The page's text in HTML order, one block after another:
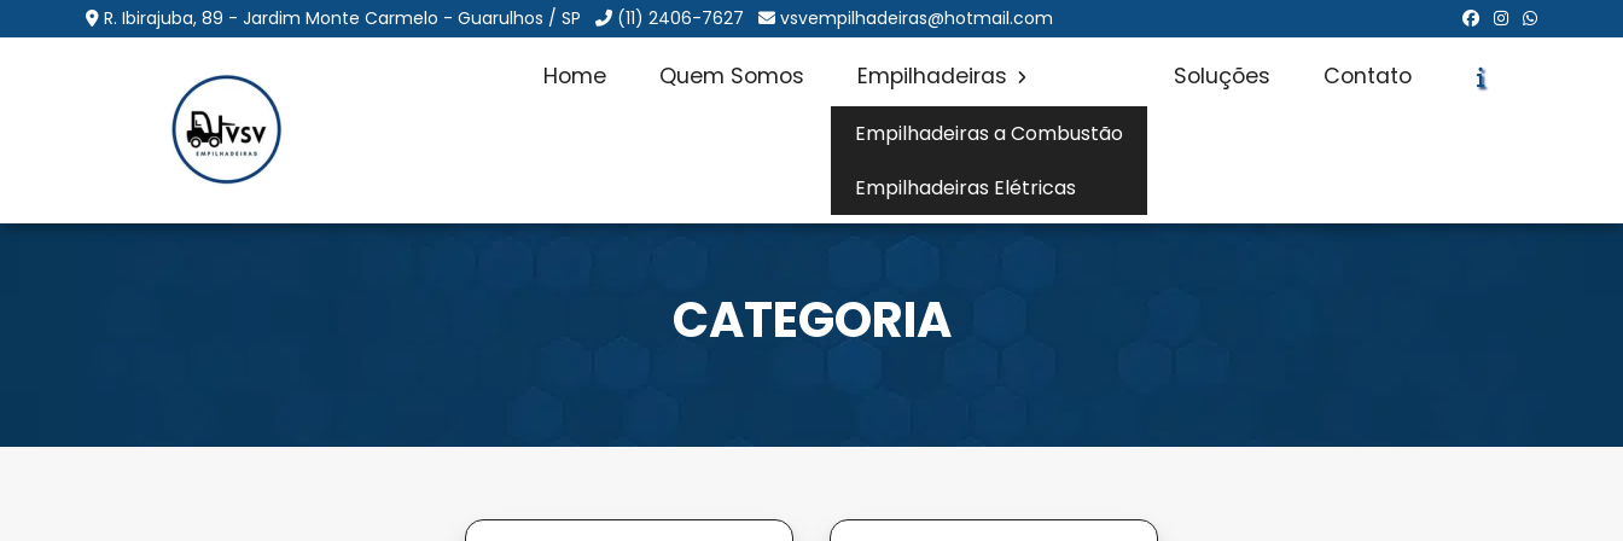
R. Ibirajuba, 89 - Jardim Monte Carmelo - Guarulhos / SP (11) 2406-7627 vsvempilhadeiras@hotmail.com
Home Quem Somos Empilhadeiras
Empilhadeiras a Combustão
Empilhadeiras Elétricas
Soluções Contato
CATEGORIA